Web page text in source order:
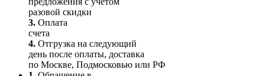
разовой скидки
3. Оплата
счета
4. Отгрузка на следующий
день после оплаты, доставка
по Москве, Подмосковью или РФ